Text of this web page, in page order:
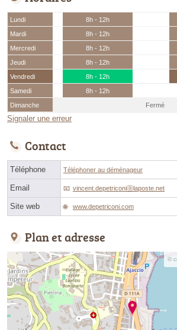
Lundi 8h - 12h
Mardi
8h - 12h
Mercredi
8h - 12h
Jeudi
8h - 12h
Vendredi
8h - 12h
Samedi
8h - 12h
Dimanche
Fermé
Signaler une erreur
Contact
Téléphone Téléphoner au déménageur
Email vincent.depetriconiⓐlaposte.net
Site web www.depetriconi.com
Plan et adresse
©